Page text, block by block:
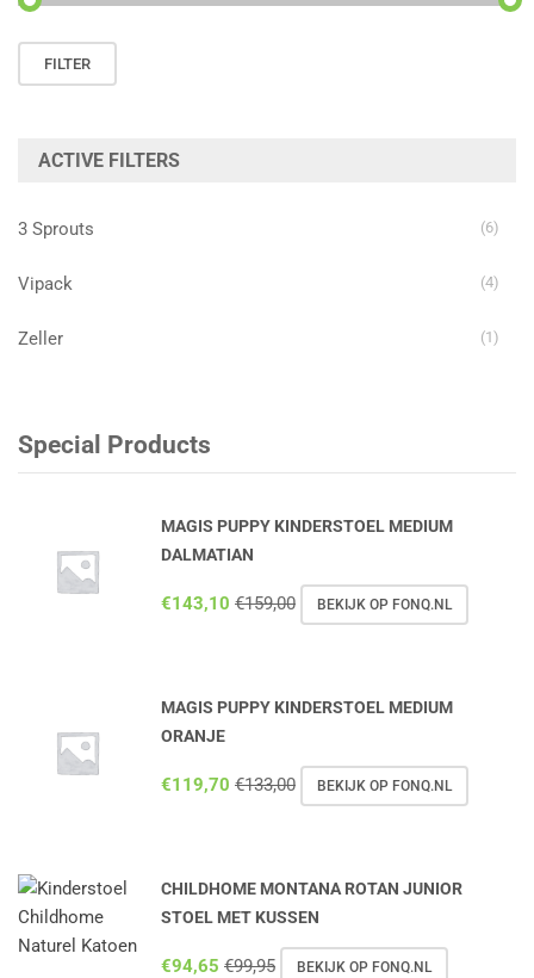
Min.
Max.FILTER
ACTIVE FILTERS
3 Sprouts (6)
Vipack (4)
Zeller (1)
Special Products
MAGIS PUPPY KINDERSTOEL MEDIUM
DALMATIAN
€143,10 €159,00 BEKIJK OP FONQ.NL
MAGIS PUPPY KINDERSTOEL MEDIUM
ORANJE
€119,70 €133,00 BEKIJK OP FONQ.NL
CHILDHOME MONTANA ROTAN JUNIOR
STOEL MET KUSSEN
€94,65 €99,95 BEKIJK OP FONQ.NL